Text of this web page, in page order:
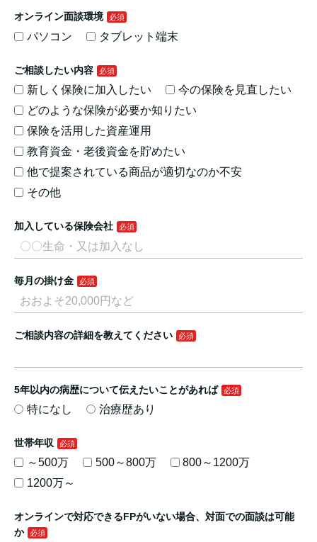
オンライン面談環境
パソコン タブレット端末
ご相談したい内容
新しく保険に加入したい
今の保険を見直したい
どのような保険が必要か知りたい
保険を活用した資産運用
教育資金・老後資金を貯めたい
他で提案されている商品が適切なのか不安
その他
加入している保険会社
毎月の掛け金
ご相談内容の詳細を教えてください
5年以内の病歴について伝えたいことがあれば
特になし 治療歴あり
世帯年収
～500万 500～800万
800～1200万
1200万～
オンラインで対応できるFPがいない場合、対面での面談は可能
か